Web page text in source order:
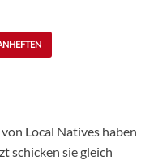
Local Natives haben
schicken sie gleich